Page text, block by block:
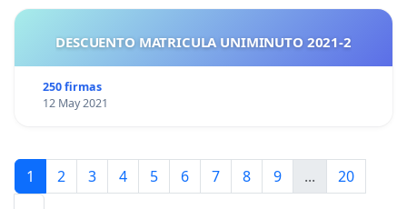
DESCUENTO MATRICULA UNIMINUTO 2021-2
250 firmas
12 May 2021
1 2 3 4 5 6 7 8 9 ...
20